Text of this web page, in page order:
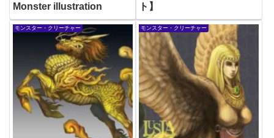
Monster illustration
ト】
モンスター・クリーチャー モンスター・クリーチャー